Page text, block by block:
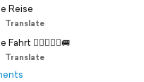
Reise
Translate
Fahrt 🙋‍♀️🙋🏻‍♂️🚐
Translate